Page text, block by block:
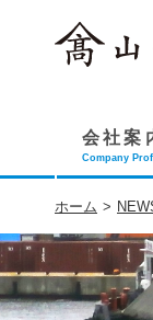
会社案
Company
ホーム >